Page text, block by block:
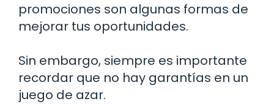
promociones son algunas formas de
mejorar tus oportunidades.
Sin embargo, siempre es importante
recordar que no hay garantías en un
juego de azar.